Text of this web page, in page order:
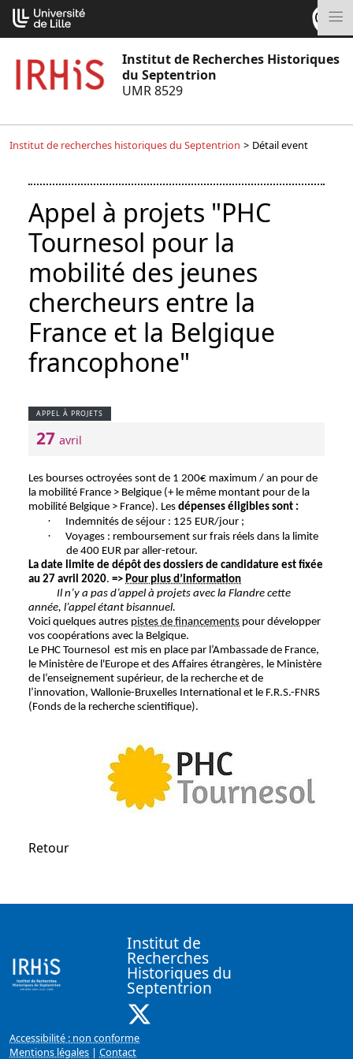
Aller
au
contenu
Institut de Recherches Historiques
du Septentrion
UMR 8529
Institut de recherches historiques du Septentrion > Détail event
Appel à projets "PHC
Tournesol pour la
mobilité des jeunes
chercheurs entre la
France et la Belgique
francophone"
APPEL À PROJETS
27 avril
Les bourses octroyées sont de 1 200€ maximum / an pour de
la mobilité France > Belgique (+ le même montant pour de la
mobilité Belgique > France). Les dépenses éligibles sont :
· Indemnités de séjour : 125 EUR/jour ;
·
Voyages : remboursement sur frais réels dans la limite
de 400 EUR par aller-retour.
La date limite de dépôt des dossiers de candidature est fixée
au 27 avril 2020. => Pour plus d’information
Il n’y a pas d’appel à projets avec la Flandre cette
année, l’appel étant bisannuel.
Voici quelques autres pistes de financements pour développer
vos coopérations avec la Belgique.
Le PHC Tournesol est mis en place par l’Ambassade de France,
le Ministère de l'Europe et des Affaires étrangères, le Ministère
de l’enseignement supérieur, de la recherche et de
l’innovation, Wallonie-Bruxelles International et le F.R.S.-FNRS
(Fonds de la recherche scientifique).
Retour
Institut de
Recherches
Historiques du
Septentrion
Accessibilité : non conforme
Mentions légales | Contact
Cookies management panel